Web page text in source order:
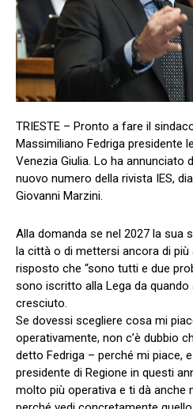
TRIESTE – Pronto a fare il
Massimiliano Fedriga presidente
Venezia Giulia. Lo ha annunciato
nuovo numero della rivista IES,
Giovanni Marzini.
Alla domanda se nel 2027 la sua
la città o di mettersi ancora di più
risposto che “sono tutti e due
sono iscritto alla Lega da quando
cresciuto.
Se dovessi scegliere cosa mi
operativamente, non c’è dubbio
detto Fedriga – perché mi piace,
presidente di Regione in questi
molto più operativa e ti dà anche